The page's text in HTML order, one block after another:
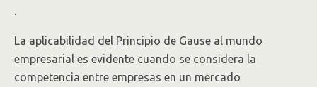
La aplicabilidad del Principio de Gause al mundo
empresarial es evidente cuando se considera la
competencia entre empresas en un mercado